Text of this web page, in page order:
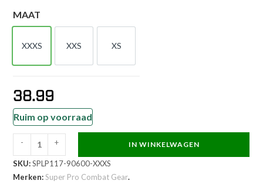
MAAT
XXXS XXS XS
38.99
Ruim op voorraad
Pro
Combat
- + IN WINKELWAGEN
SKU:SPLP117-90600-XXXS
Merken:Super Pro Combat Gear.